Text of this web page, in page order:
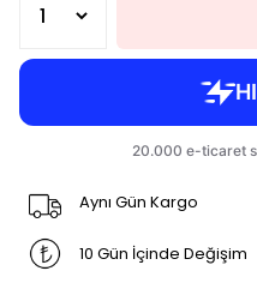
Aynı Gün Kargo
10 Gün İçinde Değişim